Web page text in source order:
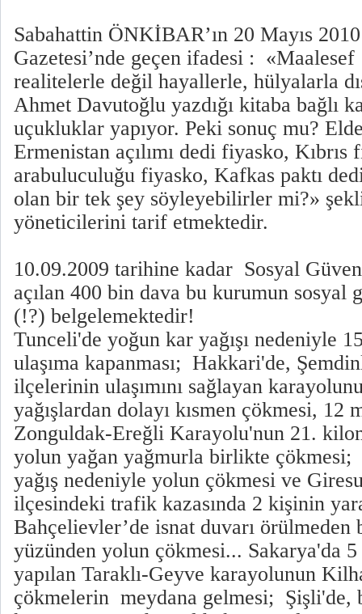
Sabahattin ÖNKİBAR’ın 20 Mayıs
Gazetesi’nde geçen ifadesi :
realitelerle değil hayallerle, hülyalarla
Ahmet Davutoğlu yazdığı kitaba bağlı
uçukluklar yapıyor. Peki sonuç mu? Elde
Ermenistan açılımı dedi fiyasko,
arabuluculuğu fiyasko, Kafkas paktı
olan bir tek şey söyleyebilirler mi?»
yöneticilerini tarif etmektedir.
10.09.2009 tarihine kadar Sosyal
açılan 400 bin dava bu kurumun sosyal
(!?) belgelemektedir!
Tunceli'de yoğun kar yağışı nedeniyle
ulaşıma kapanması; Hakkari'de,
ilçelerinin ulaşımını sağlayan
yağışlardan dolayı kısmen çökmesi,
Zonguldak-Ereğli Karayolu'nun 21.
yolun yağan yağmurla birlikte çökmesi;
yağış nedeniyle yolun çökmesi ve
ilçesindeki trafik kazasında 2 kişinin
Bahçelievler’de isnat duvarı örülmeden
yüzünden yolun çökmesi... Sakarya'da
yapılan Taraklı-Geyve karayolunun
çökmelerin meydana gelmesi; Şişli'de,